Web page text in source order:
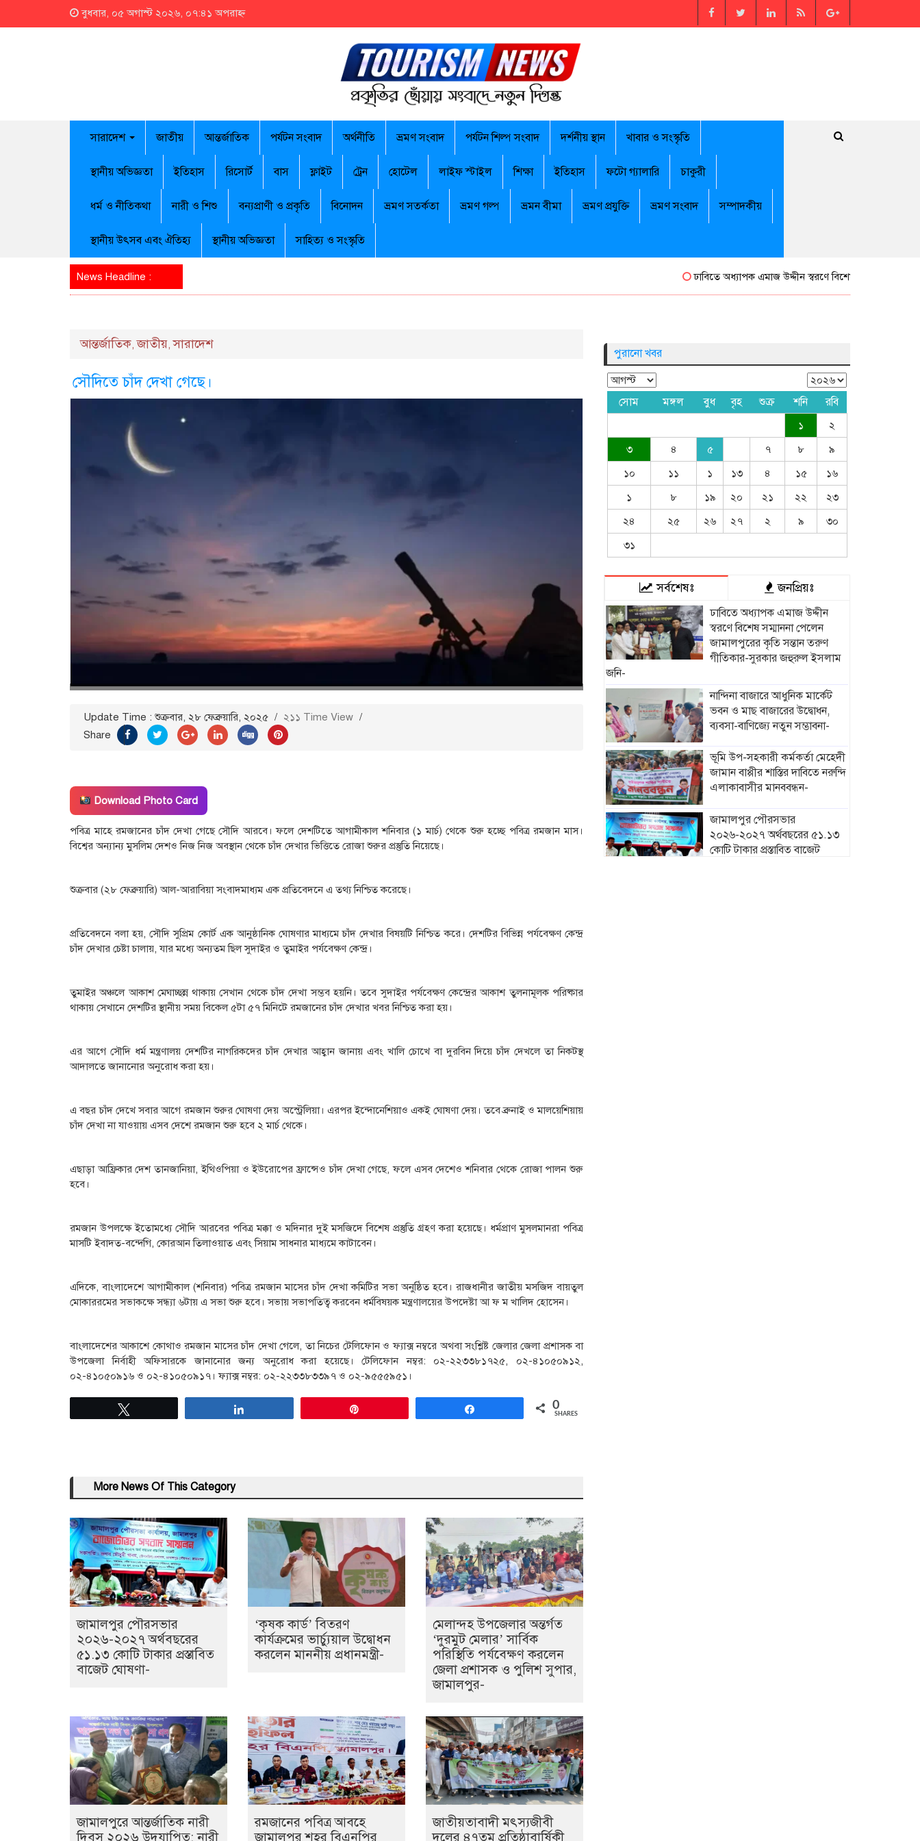
বুধবার, ০৫ অগাস্ট ২০২৬, ০৭:৪১ অপরাহ্ন
সারাদেশ জাতীয় আন্তর্জাতিক পর্যটন সংবাদ অর্থনীতি ভ্রমণ সংবাদ পর্যটন শিল্প সংবাদ দর্শনীয় স্থান খাবার ও সংস্কৃতি
স্থানীয় অভিজ্ঞতা ইতিহাস রিসোর্ট বাস ফ্লাইট ট্রেন হোটেল লাইফ স্টাইল শিক্ষা ইতিহাস ফটো গ্যালারি চাকুরী
ধর্ম ও নীতিকথা নারী ও শিশু বন্যপ্রাণী ও প্রকৃতি বিনোদন ভ্রমণ সতর্কতা ভ্রমণ গল্প ভ্রমন বীমা ভ্রমণ প্রযুক্তি ভ্রমণ সংবাদ সম্পাদকীয়
স্থানীয় উৎসব এবং ঐতিহ্য স্থানীয় অভিজ্ঞতা সাহিত্য ও সংস্কৃতি
News Headline : ঢাবিতে অধ্যাপক এমাজ উদ্দীন স্বরণে বিশেষ সম্মাননা পেলেন
আন্তর্জাতিক,জাতীয়,সারাদেশ
সৌদিতে চাঁদ দেখা গেছে।
Update Time : শুক্রবার, ২৮ ফেব্রুয়ারি, ২০২৫ / ২১১ Time View /
Share
Download Photo Card
পবিত্র মাহে রমজানের চাঁদ দেখা গেছে সৌদি আরবে। ফলে দেশটিতে আগামীকাল শনিবার (১ মার্চ) থেকে শুরু হচ্ছে পবিত্র রমজান মাস।
বিশ্বের অন্যান্য মুসলিম দেশও নিজ নিজ অবস্থান থেকে চাঁদ দেখার ভিত্তিতে রোজা শুরুর প্রস্তুতি নিয়েছে।
শুক্রবার (২৮ ফেব্রুয়ারি) আল-আরাবিয়া সংবাদমাধ্যম এক প্রতিবেদনে এ তথ্য নিশ্চিত করেছে।
প্রতিবেদনে বলা হয়, সৌদি সুপ্রিম কোর্ট এক আনুষ্ঠানিক ঘোষণার মাধ্যমে চাঁদ দেখার বিষয়টি নিশ্চিত করে। দেশটির বিভিন্ন পর্যবেক্ষণ কেন্দ্র
চাঁদ দেখার চেষ্টা চালায়, যার মধ্যে অন্যতম ছিল সুদাইর ও তুমাইর পর্যবেক্ষণ কেন্দ্র।
তুমাইর অঞ্চলে আকাশ মেঘাচ্ছন্ন থাকায় সেখান থেকে চাঁদ দেখা সম্ভব হয়নি। তবে সুদাইর পর্যবেক্ষণ কেন্দ্রের আকাশ তুলনামূলক পরিষ্কার
থাকায় সেখানে দেশটির স্থানীয় সময় বিকেল ৫টা ৫৭ মিনিটে রমজানের চাঁদ দেখার খবর নিশ্চিত করা হয়।
এর আগে সৌদি ধর্ম মন্ত্রণালয় দেশটির নাগরিকদের চাঁদ দেখার আহ্বান জানায় এবং খালি চোখে বা দুরবিন দিয়ে চাঁদ দেখলে তা নিকটস্থ
আদালতে জানানোর অনুরোধ করা হয়।
এ বছর চাঁদ দেখে সবার আগে রমজান শুরুর ঘোষণা দেয় অস্ট্রেলিয়া। এরপর ইন্দোনেশিয়াও একই ঘোষণা দেয়। তবে ব্রুনাই ও মালয়েশিয়ায়
চাঁদ দেখা না যাওয়ায় এসব দেশে রমজান শুরু হবে ২ মার্চ থেকে।
এছাড়া আফ্রিকার দেশ তানজানিয়া, ইথিওপিয়া ও ইউরোপের ফ্রান্সেও চাঁদ দেখা গেছে, ফলে এসব দেশেও শনিবার থেকে রোজা পালন শুরু
হবে।
রমজান উপলক্ষে ইতোমধ্যে সৌদি আরবের পবিত্র মক্কা ও মদিনার দুই মসজিদে বিশেষ প্রস্তুতি গ্রহণ করা হয়েছে। ধর্মপ্রাণ মুসলমানরা পবিত্র
মাসটি ইবাদত-বন্দেগি, কোরআন তিলাওয়াত এবং সিয়াম সাধনার মাধ্যমে কাটাবেন।
এদিকে, বাংলাদেশে আগামীকাল (শনিবার) পবিত্র রমজান মাসের চাঁদ দেখা কমিটির সভা অনুষ্ঠিত হবে। রাজধানীর জাতীয় মসজিদ বায়তুল
মোকাররমের সভাকক্ষে সন্ধ্যা ৬টায় এ সভা শুরু হবে। সভায় সভাপতিত্ব করবেন ধর্মবিষয়ক মন্ত্রণালয়ের উপদেষ্টা আ ফ ম খালিদ হোসেন।
বাংলাদেশের আকাশে কোথাও রমজান মাসের চাঁদ দেখা গেলে, তা নিচের টেলিফোন ও ফ্যাক্স নম্বরে অথবা সংশ্লিষ্ট জেলার জেলা প্রশাসক বা
উপজেলা নির্বাহী অফিসারকে জানানোর জন্য অনুরোধ করা হয়েছে। টেলিফোন নম্বর: ০২-২২৩৩৮১৭২৫, ০২-৪১০৫০৯১২,
০২-৪১০৫০৯১৬ ও ০২-৪১০৫০৯১৭। ফ্যাক্স নম্বর: ০২-২২৩৩৮৩৩৯৭ ও ০২-৯৫৫৫৯৫১।
0
SHARES
More News Of This Category
জামালপুর পৌরসভার
২০২৬-২০২৭ অর্থবছরের
৫১.১৩ কোটি টাকার প্রস্তাবিত
বাজেট ঘোষণা-
‘কৃষক কার্ড’ বিতরণ
কার্যক্রমের ভার্চ্যুয়াল উদ্বোধন
করলেন মাননীয় প্রধানমন্ত্রী-
মেলান্দহ উপজেলার অন্তর্গত
‘দুরমুট মেলার’ সার্বিক
পরিস্থিতি পর্যবেক্ষণ করলেন
জেলা প্রশাসক ও পুলিশ সুপার,
জামালপুর-
জামালপুরে আন্তর্জাতিক নারী
দিবস ২০২৬ উদযাপিত: নারী
রমজানের পবিত্র আবহে
জামালপুর শহর বিএনপির
জাতীয়তাবাদী মৎস্যজীবী
দলের ৪৭তম প্রতিষ্ঠাবার্ষিকী
পুরানো খবর
সোম মঙ্গল বুধ বৃহ শুক্র শনি রবি
১
২
৩
৪ ৫ ৭ ৮
৯
১০
১১ ১ ১৩ ৪ ১৫
১৬
১
৮ ১৯ ২০ ২১ ২২
২৩
২৪
২৫ ২৬ ২৭ ২ ৯
৩০
৩১
সর্বশেষঃ জনপ্রিয়ঃ
ঢাবিতে অধ্যাপক এমাজ উদ্দীন
স্বরণে বিশেষ সম্মাননা পেলেন
জামালপুরের কৃতি সন্তান তরুণ
গীতিকার-সুরকার জহুরুল ইসলাম
জনি-
নান্দিনা বাজারে আধুনিক মার্কেট
ভবন ও মাছ বাজারের উদ্বোধন,
ব্যবসা-বাণিজ্যে নতুন সম্ভাবনা-
ভূমি উপ-সহকারী কর্মকর্তা মেহেদী
জামান বাপ্পীর শাস্তির দাবিতে নরুন্দি
এলাকাবাসীর মানববন্ধন-
জামালপুর পৌরসভার
২০২৬-২০২৭ অর্থবছরের ৫১.১৩
কোটি টাকার প্রস্তাবিত বাজেট